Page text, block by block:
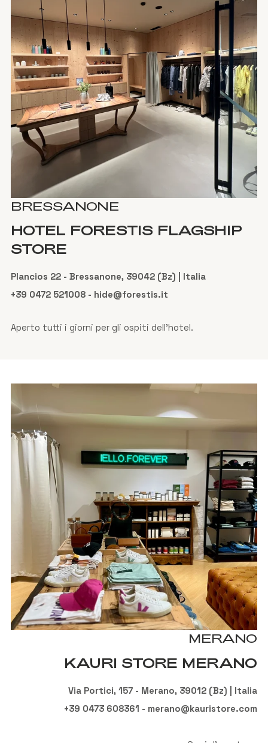
BRESSANONE
HOTEL FORESTIS FLAGSHIP
STORE
Plancios 22 - Bressanone, 39042 (Bz) | Italia
+39 0472 521008 - hide@forestis.it
Aperto tutti i giorni per gli ospiti dell'hotel.
MERANO
KAURI STORE MERANO
Via Portici, 157 - Merano, 39012 (Bz) | Italia
+39 0473 608361 - merano@kauristore.com